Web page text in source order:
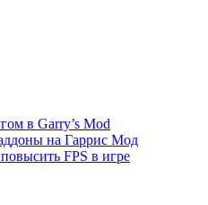
в Garry’s Mod
на Гаррис Мод
FPS в игре